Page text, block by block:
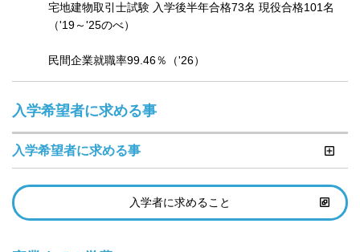
宅地建物取引士試験 入学後半年合格73名 現役合格101名
（'19～'25のべ）
民間企業就職率99.46％（'26）
入学希望者に求める事
入学希望者に求める事
入学者に求めること